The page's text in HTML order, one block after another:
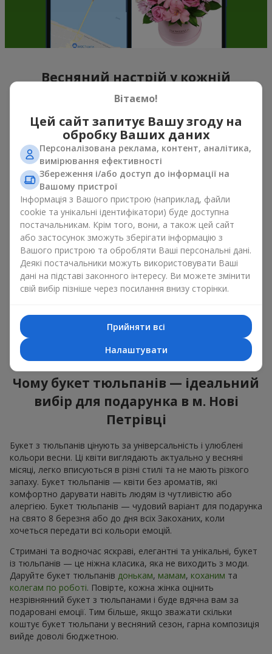
Весняний настрій у кожній
пелюстці
Якщо можна схарактеризувати весну назвою однієї квітки,
то це, беззаперечнобукет тюльпанів . Букет тюльпанів —
саме ті квіти, з яких починається весняний настрій. Ніжні та
тендітні, вони, не перевантажують простір, та можуть бути
подаровані, як до свята, так і просто на знак уваги. А якщо
порахувати скільки коштують тюльпани, то можна сказати,
що їх можна дарувати весною хоч кожного дня. Навіть
тюльпану руках вже створює відчуття тепла, а букет
тюльпанів легко перетворюється на теплі емоції в упаковці.
Саме тому весняні квіти тюльпани так часто обирають для
перших побачень, сімейних свят, знаків уваги без приводу.
Букет тюльпанів — весняна романтика, що асоціюється з
оновленням, щирістю та легкою радістю. У кожній пелюстці
— натуральна краса, у кожному стеблі — символ весни.
романтичному жесті, і в дружньому подарунку. Букет
тюльпанів не зобов'язує, але залишає після себе відчуття
радості та турботи. Саме тому букет квітів тюльпани — це
завжди влучний вибір в будь-якій життєвій ситуації.
Чому букет тюльпанів — ідеальний
вибір для подарунка в м. Нові
Петрівці
Букет з тюльпанів цінують за універсальність і улюблені
кольори весни. Ці квіти виглядають актуально у весняні
місяці, легко вписуються в різні стилі та не мають різкого
запаху. Букет тюльпанів — квіти без ароматів, які
комфортно дарувати навіть людям із чутливістю або
алергією. Букет тюльпанів — чудовий варіант для подарунка
на свято 8 березня або до дня всіх Закоханих, коли
хочеться передати всі кольори емоцій.
Стримані та водночас яскраві, елегантні та унікальні, букет
із тюльпанів — це ніжна класика, яка не виходить з моди.
Даруйте букет тюльпанів донькам, мамам, коханим та
колегам по роботі. Повірте, кожна жінка оцінить
незрівнянний букет з тюльпанами і буде вдячна вам за
подаровані емоції. Тим більше, якщо зважати скільки
коштує букет тюльпани у весняний сезон, гарна композиція
вийде доволі бюджетною.
Вітаємо!
Цей сайт запитує Вашу згоду на
обробку Ваших даних
Персоналізована реклама, контент, аналітика,
вимірювання ефективності
Збереження і/або доступ до інформації на
Вашому пристрої
Інформація з Вашого пристрою (наприклад, файли
cookie та унікальні ідентифікатори) буде доступна
постачальникам. Крім того, вони, а також цей сайт
або застосунок зможуть зберігати інформацію з
Вашого пристрою та обробляти Ваші персональні дані.
Деякі постачальники можуть використовувати Ваші
дані на підставі законного інтересу. Ви можете змінити
свій вибір пізніше через посилання внизу сторінки.
Прийняти всі
Налаштувати